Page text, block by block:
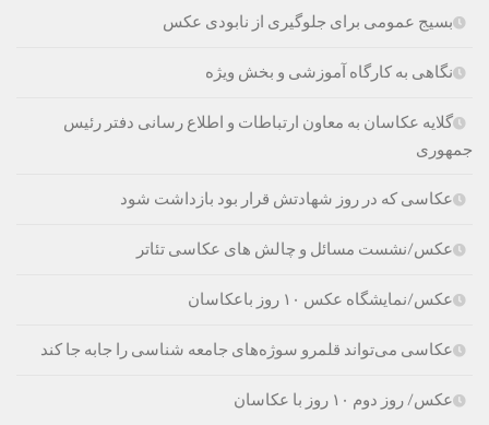
بسیج عمومی برای جلوگیری از نابودی عکس‌
نگاهی به کارگاه آموزشی و بخش ویژه
گلایه عکاسان به معاون ارتباطات و اطلاع رسانی دفتر رئیس
جمهوری
عکاسی که در روز شهادتش قرار بود بازداشت شود
عکس/نشست مسائل و چالش های عکاسی تئاتر
عکس/نمایشگاه عکس ۱۰ روز باعکاسان
عکاسی می‌تواند قلمرو سوژه‌های جامعه شناسی را جابه جا کند
عکس/ روز دوم ۱۰ روز با عکاسان